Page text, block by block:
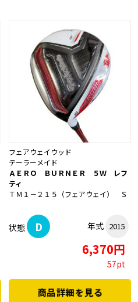
フェアウェイウッド
テーラーメイド
ＡＥＲＯ ＢＵＲＮＥＲ ５Ｗ レフ
ティ
ＴＭ１－２１５（フェアウェイ） Ｓ
状態 D 年式 2015
6,370円
57pt